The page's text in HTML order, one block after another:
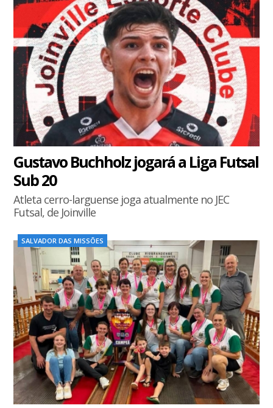
Gustavo Buchholz jogará a Liga Futsal
Sub 20
Atleta cerro-larguense joga atualmente no JEC
Futsal, de Joinville
SALVADOR DAS MISSÕES